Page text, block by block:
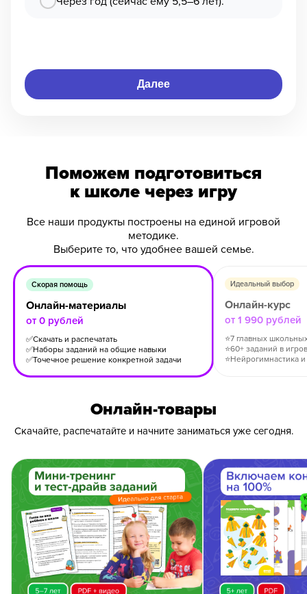
Далее
Поможем подготовиться
к школе через игру
Все наши продукты построены на единой игровой
методике.
Выберите то, что удобнее вашей семье.
Скорая помощь
Онлайн-материалы
от 0 рублей
✅Скачать и распечатать
✅Наборы заданий на общие навыки
✅Точечное решение конкретной задачи
Идеальный выбор
Онлайн-курс
от 1 990 рублей
⭐7 главных
⭐60+ заданий в
⭐Нейрогимнастика
Онлайн-товары
Скачайте, распечатайте и начните заниматься уже сегодня.
Сергей Пархоменко
Психолог, эксперт по игровому
обучению. Создатель «Банды умников»,
автор 200+ обучающих продуктов.
Дело не в том, что ребенок «не готов к школе».
Сложность заключается в скучной зубрежке.
Дети не воспринимают сухое принуждение.
Наша задача — сделать подготовку осязаемой,
понятной и азартной.
Почему репетиторы